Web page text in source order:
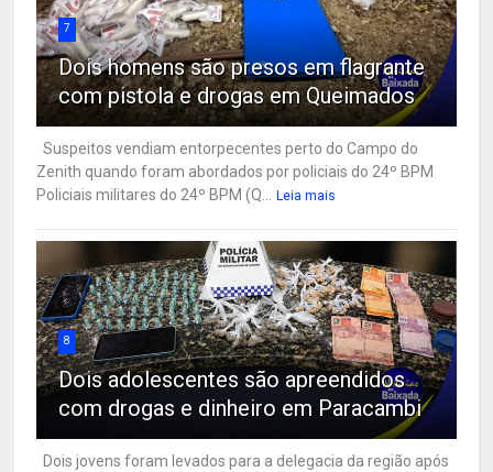
7
Dois homens são presos em flagrante
com pistola e drogas em Queimados
Suspeitos vendiam entorpecentes perto do Campo do
Zenith quando foram abordados por policiais do 24º BPM
Policiais militares do 24º BPM (Q... Leia mais
8
Dois adolescentes são apreendidos
com drogas e dinheiro em Paracambi
Dois jovens foram levados para a delegacia da região após